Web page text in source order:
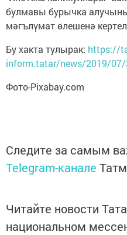
булмавы бурычка
мәгълүмат өлешенә
Бу хакта тулырак: https://
inform.tatar/news/2019/
Фото-Pixabay.com
Следите за самым
Telegram-канале
Читайте новости
национальном